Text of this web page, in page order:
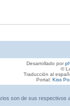
Desarrollado por
©
Traducción al
Portal: Kiss
son de sus respectivos